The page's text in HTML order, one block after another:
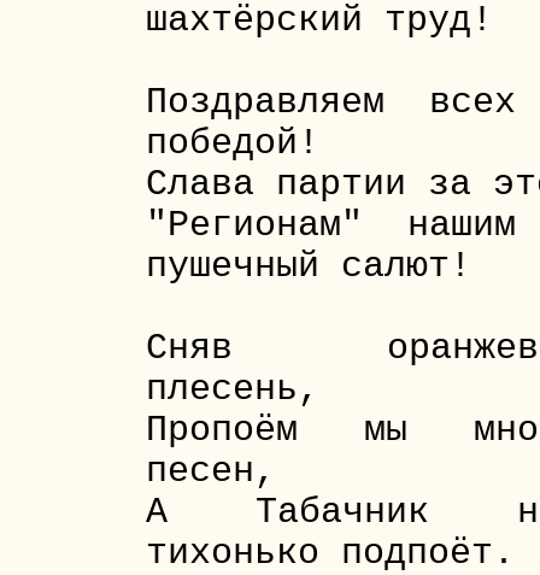
шахтёрский труд!
Поздравляем
победой!
Слава партии за
"Регионам"
пушечный салют!
Сняв
плесень,
Пропоём мы
песен,
А Табачник
тихонько подпоёт.